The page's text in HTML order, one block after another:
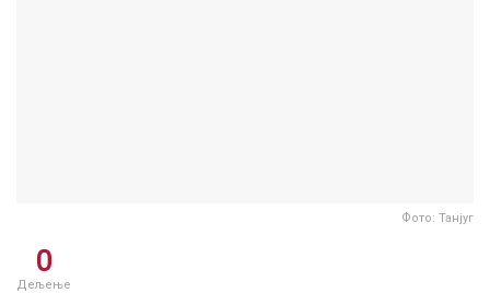
Фото: Танјуг
0
Дељење